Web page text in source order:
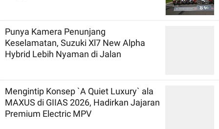
Punya Kamera Penunjang
Keselamatan, Suzuki Xl7 New Alpha
Hybrid Lebih Nyaman di Jalan
Mengintip Konsep `A Quiet Luxury` ala
MAXUS di GIIAS 2026, Hadirkan Jajaran
Premium Electric MPV